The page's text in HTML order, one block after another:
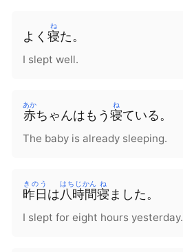
よく 寝
ね
た。
I slept well.
赤
あか
ちゃんは もう 寝
ね
ている。
The baby is already sleeping.
昨日
きのう
は八時間
はちじかん
寝
ね
ました。
I slept for eight hours yesterday.